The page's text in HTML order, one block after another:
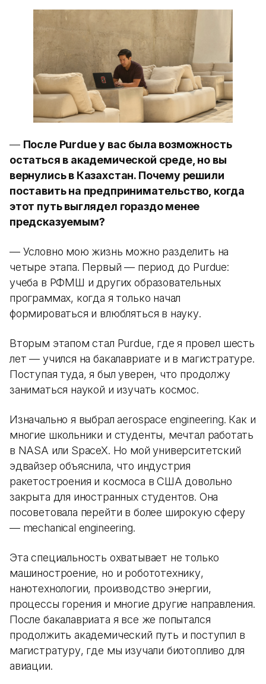
— После Purdue у вас была возможность
остаться в академической среде, но вы
вернулись в Казахстан. Почему решили
поставить на предпринимательство, когда
этот путь выглядел гораздо менее
предсказуемым?
— Условно мою жизнь можно разделить на
четыре этапа. Первый — период до Purdue:
учеба в РФМШ и других образовательных
программах, когда я только начал
формироваться и влюбляться в науку.
Вторым этапом стал Purdue, где я провел шесть
лет — учился на бакалавриате и в магистратуре.
Поступая туда, я был уверен, что продолжу
заниматься наукой и изучать космос.
Изначально я выбрал aerospace engineering. Как и
многие школьники и студенты, мечтал работать
в NASA или SpaceX. Но мой университетский
эдвайзер объяснила, что индустрия
ракетостроения и космоса в США довольно
закрыта для иностранных студентов. Она
посоветовала перейти в более широкую сферу
— mechanical engineering.
Эта специальность охватывает не только
машиностроение, но и робототехнику,
нанотехнологии, производство энергии,
процессы горения и многие другие направления.
После бакалавриата я все же попытался
продолжить академический путь и поступил в
магистратуру, где мы изучали биотопливо для
авиации.